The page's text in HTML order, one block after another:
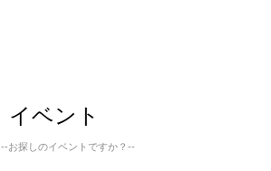
イベント
--お探しのイベントですか？--